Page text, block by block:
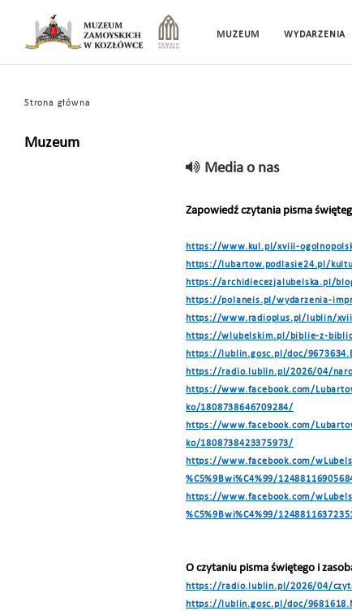
MUZEUM WYDARZENIA
Strona główna
Muzeum
Media o nas
Zapowiedź czytania pisma
https://www.kul.pl/xviii-
https://lubartow.podlasie24.pl/
https://archidiecezjalubelska.pl/
https://polaneis.pl/wydarzenia-
https://www.radioplus.pl/lublin/
https://wlubelskim.pl/biblie-z-
https://lublin.gosc.pl/doc/
https://radio.lublin.pl/2026/04/
https://www.facebook.com/
ko/1808738646709284/
https://www.facebook.com/
ko/1808738423375973/
https://www.facebook.com/
%C5%9Bwi%C4%99/
https://www.facebook.com/
%C5%9Bwi%C4%99/
O czytaniu pisma świętego i
https://radio.lublin.pl/2026/04/
https://lublin.gosc.pl/doc/